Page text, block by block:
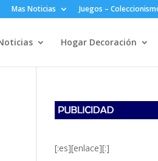
Mas Noticias Juegos –
Hogar Decoración
[:es][enlace][:]